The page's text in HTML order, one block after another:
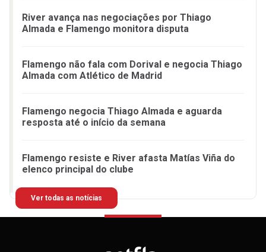
River avança nas negociações por Thiago
Almada e Flamengo monitora disputa
Flamengo não fala com Dorival e negocia Thiago
Almada com Atlético de Madrid
Flamengo negocia Thiago Almada e aguarda
resposta até o início da semana
Flamengo resiste e River afasta Matías Viña do
elenco principal do clube
Ver todas as notícias